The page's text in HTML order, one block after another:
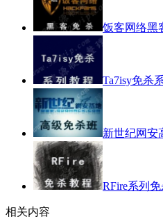
饭客网络黑
Ta7isy免杀
新世纪网安
RFire系列
相关内容